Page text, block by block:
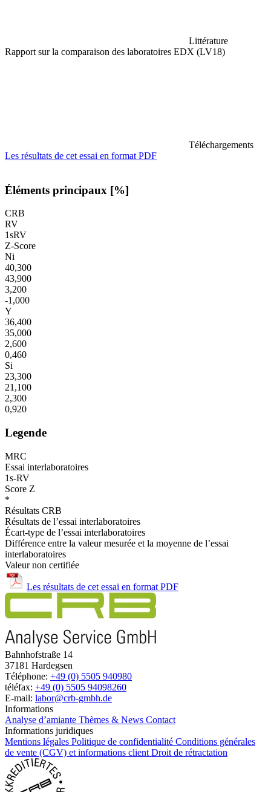
Littérature
Rapport sur la comparaison des laboratoires EDX (LV18)
Téléchargements
Les résultats de cet essai en format PDF
Éléments principaux [%]
CRB
RV
1sRV
Z-Score
Ni
40,300
43,900
3,200
-1,000
Y
36,400
35,000
2,600
0,460
Si
23,300
21,100
2,300
0,920
Legende
MRC
Essai interlaboratoires
1s-RV
Score Z
*
Résultats CRB
Résultats de l’essai interlaboratoires
Écart-type de l’essai interlaboratoires
Différence entre la valeur mesurée et la moyenne de l’essai
interlaboratoires
Valeur non certifiée
Les résultats de cet essai en format PDF
Bahnhofstraße 14
37181 Hardegsen
Téléphone: +49 (0) 5505 940980
téléfax: +49 (0) 5505 94098260
E-mail: labor@crb-gmbh.de
Informations
Analyse d’amiante Thèmes & News Contact
Informations juridiques
Mentions légales Politique de confidentialité Conditions générales
de vente (CGV) et informations client Droit de rétractation